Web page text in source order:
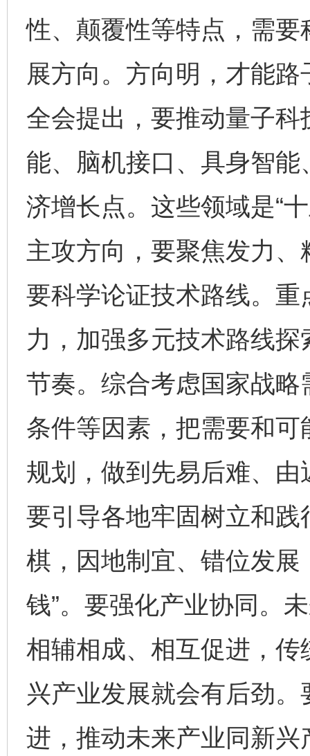
性、颠覆性等特点，需
展方向。方向明，才能
全会提出，要推动量子
能、脑机接口、具身智
济增长点。这些领域是“
主攻方向，要聚焦发力
要科学论证技术路线。
力，加强多元技术路线
节奏。综合考虑国家战
条件等因素，把需要和
规划，做到先易后难、
要引导各地牢固树立和
棋，因地制宜、错位发展
钱”。要强化产业协同。
相辅相成、相互促进，
兴产业发展就会有后劲
进，推动未来产业同新